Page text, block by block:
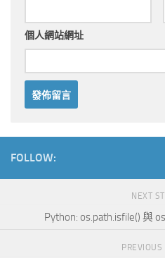
個人網站網址
FOLLOW:
NEXT
Python: os.path.isfile() 與
PREVIOUS